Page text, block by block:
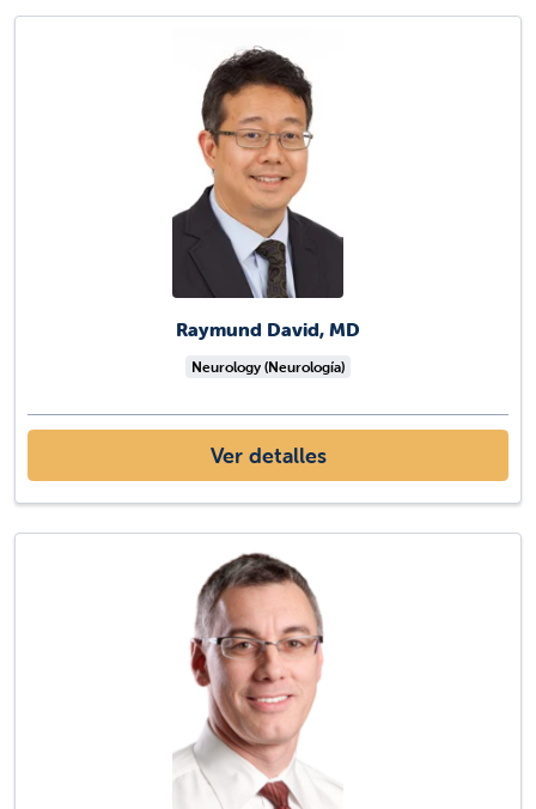
Raymund David, MD
Neurology (Neurología)
Ver detalles